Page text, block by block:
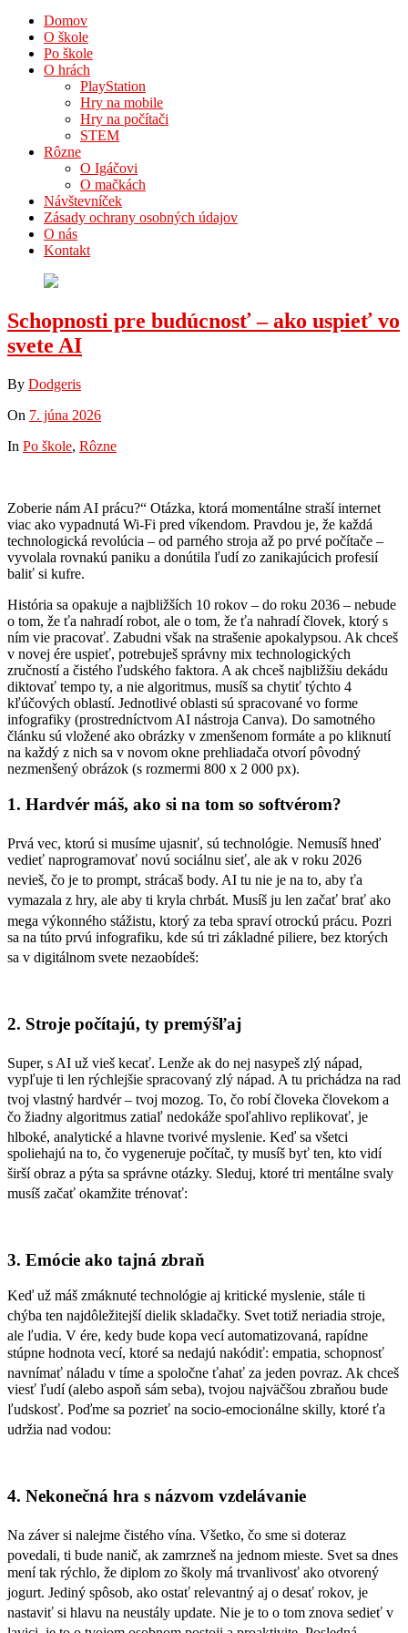
Domov
O škole
Po škole
O hrách
PlayStation
Hry na mobile
Hry na počítači
STEM
Rôzne
O Igáčovi
O mačkách
Návštevníček
Zásady ochrany osobných údajov
O nás
Kontakt
Schopnosti pre budúcnosť – ako uspieť vo
svete AI
By Dodgeris
On 7. júna 2026
In Po škole, Rôzne
Zoberie nám AI prácu?“ Otázka, ktorá momentálne straší internet
viac ako vypadnutá Wi-Fi pred víkendom. Pravdou je, že každá
technologická revolúcia – od parného stroja až po prvé počítače –
vyvolala rovnakú paniku a donútila ľudí zo zanikajúcich profesií
baliť si kufre.
História sa opakuje a najbližších 10 rokov – do roku 2036 – nebude
o tom, že ťa nahradí robot, ale o tom, že ťa nahradí človek, ktorý s
ním vie pracovať. Zabudni však na strašenie apokalypsou. Ak chceš
v novej ére uspieť, potrebuješ správny mix technologických
zručností a čistého ľudského faktora. A ak chceš najbližšiu dekádu
diktovať tempo ty, a nie algoritmus, musíš sa chytiť týchto 4
kľúčových oblastí. Jednotlivé oblasti sú spracované vo forme
infografiky (prostredníctvom AI nástroja Canva). Do samotného
článku sú vložené ako obrázky v zmenšenom formáte a po kliknutí
na každý z nich sa v novom okne prehliadača otvorí pôvodný
nezmenšený obrázok (s rozmermi 800 x 2 000 px).
1. Hardvér máš, ako si na tom so softvérom?
Prvá vec, ktorú si musíme ujasniť, sú technológie. Nemusíš hneď
vedieť naprogramovať novú sociálnu sieť, ale ak v roku 2026
nevieš, čo je to prompt, strácaš body. AI tu nie je na to, aby ťa
vymazala z hry, ale aby ti kryla chrbát. Musíš ju len začať brať ako
mega výkonného stážistu, ktorý za teba spraví otrockú prácu. Pozri
sa na túto prvú infografiku, kde sú tri základné piliere, bez ktorých
sa v digitálnom svete nezaobídeš:
2. Stroje počítajú, ty premýšľaj
Super, s AI už vieš kecať. Lenže ak do nej nasypeš zlý nápad,
vypľuje ti len rýchlejšie spracovaný zlý nápad. A tu prichádza na rad
tvoj vlastný hardvér – tvoj mozog. To, čo robí človeka človekom a
čo žiadny algoritmus zatiaľ nedokáže spoľahlivo replikovať, je
hlboké, analytické a hlavne tvorivé myslenie. Keď sa všetci
spoliehajú na to, čo vygeneruje počítač, ty musíš byť ten, kto vidí
širší obraz a pýta sa správne otázky. Sleduj, ktoré tri mentálne svaly
musíš začať okamžite trénovať:
3. Emócie ako tajná zbraň
Keď už máš zmáknuté technológie aj kritické myslenie, stále ti
chýba ten najdôležitejší dielik skladačky. Svet totiž neriadia stroje,
ale ľudia. V ére, kedy bude kopa vecí automatizovaná, rapídne
stúpne hodnota vecí, ktoré sa nedajú nakódiť: empatia, schopnosť
navnímať náladu v tíme a spoločne ťahať za jeden povraz. Ak chceš
viesť ľudí (alebo aspoň sám seba), tvojou najväčšou zbraňou bude
ľudskosť. Poďme sa pozrieť na socio-emocionálne skilly, ktoré ťa
udržia nad vodou:
4. Nekonečná hra s názvom vzdelávanie
Na záver si nalejme čistého vína. Všetko, čo sme si doteraz
povedali, ti bude nanič, ak zamrzneš na jednom mieste. Svet sa dnes
mení tak rýchlo, že diplom zo školy má trvanlivosť ako otvorený
jogurt. Jediný spôsob, ako ostať relevantný aj o desať rokov, je
nastaviť si hlavu na neustály update. Nie je to o tom znova sedieť v